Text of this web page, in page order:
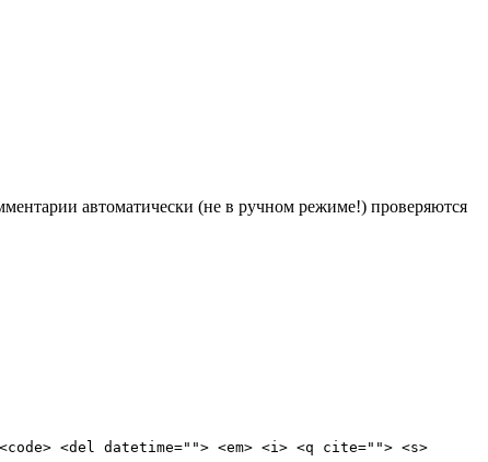
автоматически (не в ручном режиме!) проверяются
<del datetime=""> <em> <i> <q cite=""> <s>